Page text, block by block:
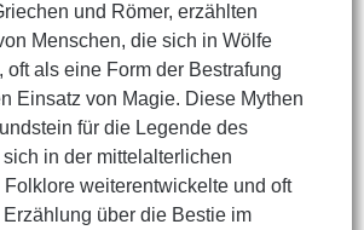
und Römer, erzählten
Menschen, die sich in Wölfe
oft als eine Form der Bestrafung
Einsatz von Magie. Diese Mythen
für die Legende des
in der mittelalterlichen
weiterentwickelte und oft
über die Bestie im